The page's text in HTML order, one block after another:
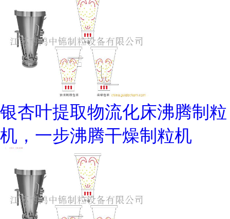
银杏叶提取物流化床沸腾制粒
机，一步沸腾干燥制粒机